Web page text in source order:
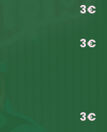
3€
3€
3€